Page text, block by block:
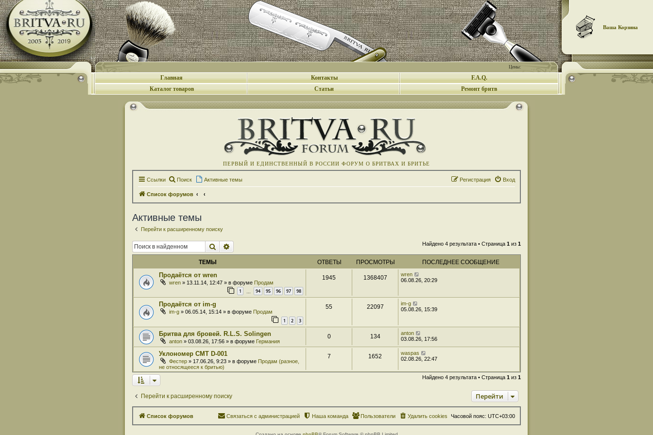
Цены:
Ваша Корзина
Главная Контакты
F.A.Q.
Каталог товаров
Статьи Ремонт бритв
ПЕРВЫЙ И ЕДИНСТВЕННЫЙ В РОССИИ ФОРУМ О БРИТВАХ И БРИТЬЕ
Ссылки Поиск Активные темы Вход
Регистрация
Список форумов
Активные темы
Перейти к расширенному поиску
Поиск Найдено 4 результата • Страница 1 из 1
ТЕМЫ ОТВЕТЫ ПРОСМОТРЫ ПОСЛЕДНЕЕ СООБЩЕНИЕ
Продаётся от wren
wren » 13.11.14, 12:47 » в форуме Продам
1 94 95 96 97 98
1945 1368407
wren
06.08.26, 20:29
Продаётся от im-g
im-g » 06.05.14, 15:14 » в форуме Продам
1 2 3
55 22097
im-g
05.08.26, 15:39
Бритва для бровей. R.L.S. Solingen
anton » 03.08.26, 17:56 » в форуме Германия
0 134
anton
03.08.26, 17:56
Уклономер СМТ D-001
Фестер » 17.06.26, 9:23 » в форуме Продам (разное,
не относящееся к бритью)
7 1652
waspas
02.08.26, 22:47
Найдено 4 результата • Страница 1 из 1
Перейти к расширенному поиску Перейти
Список форумов Часовой пояс: UTC+03:00
Удалить cookies
Пользователи
Наша команда
Связаться с администрацией